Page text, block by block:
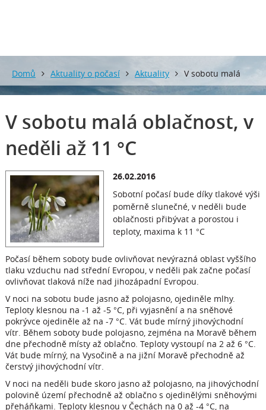
Domů Aktuality o počasí Aktuality V sobotu malá
oblačnost, v neděli až 11 °C
V sobotu malá oblačnost, v
neděli až 11 °C
26.02.2016
Sobotní počasí bude díky tlakové výši
poměrně slunečné, v neděli bude
oblačnosti přibývat a porostou i
teploty, maxima k 11 °C
Počasí během soboty bude ovlivňovat nevýrazná oblast vyššího
tlaku vzduchu nad střední Evropou, v neděli pak začne počasí
ovlivňovat tlaková níže nad jihozápadní Evropou.
V noci na sobotu bude jasno až polojasno, ojediněle mlhy.
Teploty klesnou na -1 až -5 °C, při vyjasnění a na sněhové
pokrývce ojediněle až na -7 °C. Vát bude mírný jihovýchodní
vítr. Během soboty bude polojasno, zejména na Moravě během
dne přechodně místy až oblačno. Teploty vystoupí na 2 až 6 °C.
Vát bude mírný, na Vysočině a na jižní Moravě přechodně až
čerstvý jihovýchodní vítr.
V noci na neděli bude skoro jasno až polojasno, na jihovýchodní
polovině území přechodně až oblačno s ojedinělými sněhovými
přeháňkami. Teploty klesnou v Čechách na 0 až -4 °C, na